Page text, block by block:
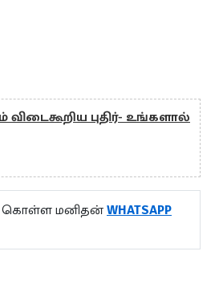
விடைகூறிய புதிர்- உங்களால்
கொள்ள மனிதன் WHATSAPP